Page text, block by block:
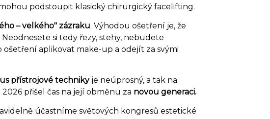
podstoupit klasický chirurgický facelifting.
– velkého" zázraku. Výhodou ošetření je, že
si tedy řezy, stehy, nebudete
aplikovat make-up a odejít za svými
přístrojové technikyje neúprosný, a tak na
přišel čas na její obměnu za novou generaci.
účastníme světových kongresů estetické